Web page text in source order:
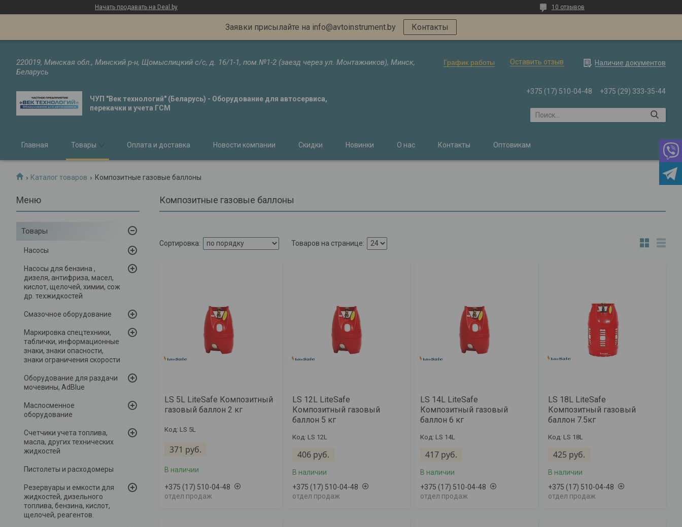
Начать продавать на Deal.by 10 отзывов
Заявки присылайте на info@avtoinstrument.by Контакты
220019, Минская обл., Минский р-н, Щомыслицкий с/с, д. 16/1-1, пом.№1-2 (заезд через ул. Монтажников), Минск,
Беларусь
График работы Оставить отзыв Наличие документов
ЧУП "Век технологий" (Беларусь) - Оборудование для автосервиса,
перекачки и учета ГСМ
+375 (17) 510-04-48 +375 (29) 333-35-44
Главная Товары Оплата и доставка Новости компании Скидки Новинки О нас Контакты Оптовикам
Каталог товаров Композитные газовые баллоны
Товары
Насосы
Насосы для бензина ,
дизеля, антифриза, масел,
кислот, щелочей, химии, сож
др. техжидкостей
Смазочное оборудование
Маркировка спецтехники,
таблички, информационные
знаки, знаки опасности,
знаки ограничения скорости
Оборудование для раздачи
мочевины, AdBlue
Маслосменное
оборудование
Счетчики учета топлива,
масла, других технических
жидкостей
Пистолеты и расходомеры
Резервуары и емкости для
жидкостей, дизельного
топлива, бензина, кислот,
щелочей, реагентов.
Композитные газовые баллоны
LS 5L LiteSafe Композитный
газовый баллон 2 кг
LS 5L
371 руб.
В наличии
+375 (17) 510-04-48
отдел продаж
LS 12L LiteSafe
Композитный газовый
баллон 5 кг
LS 12L
406 руб.
В наличии
+375 (17) 510-04-48
отдел продаж
LS 14L LiteSafe
Композитный газовый
баллон 6 кг
LS 14L
417 руб.
В наличии
+375 (17) 510-04-48
отдел продаж
LS 18L LiteSafe
Композитный газовый
баллон 7.5кг
LS 18L
425 руб.
В наличии
+375 (17) 510-04-48
отдел продаж